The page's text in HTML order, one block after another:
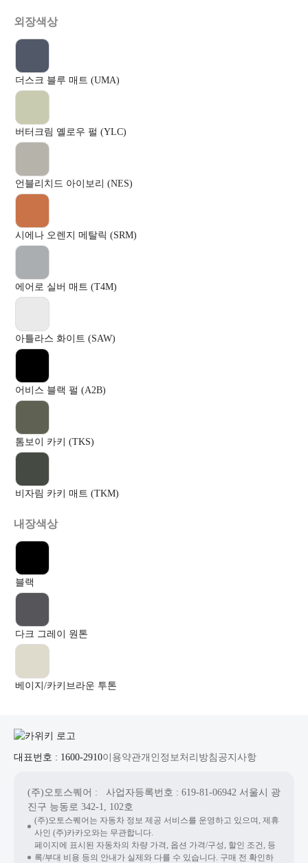
외장색상
더스크 블루 매트 (UMA)
버터크림 옐로우 펄 (YLC)
언블리치드 아이보리 (NES)
시에나 오렌지 메탈릭 (SRM)
에어로 실버 매트 (T4M)
아틀라스 화이트 (SAW)
어비스 블랙 펄 (A2B)
톰보이 카키 (TKS)
비자림 카키 매트 (TKM)
내장색상
블랙
다크 그레이 원톤
베이지/카키브라운 투톤
대표번호 : 1600-2910이용약관개인정보처리방침 공지사항
(주)오토스퀘어 : 사업자등록번호 : 619-81-06942 서울시 광
진구 능동로 342-1, 102호
(주)오토스퀘어는 자동차 정보 제공 서비스를 운영하고 있으며, 제휴
사인 (주)카카오와는 무관합니다.
페이지에 표시된 자동차의 차량 가격, 옵션 가격/구성, 할인 조건, 등
록/부대 비용 등의 안내가 실제와 다를 수 있습니다. 구매 전 확인하